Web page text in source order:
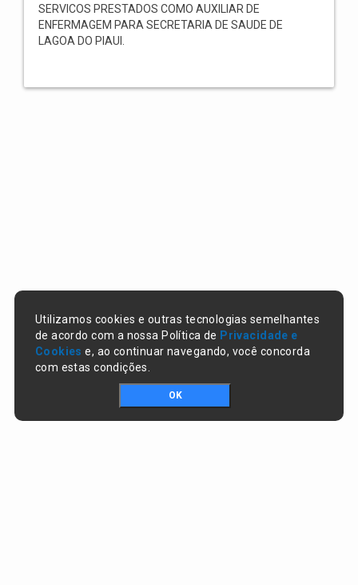
SERVICOS PRESTADOS COMO AUXILIAR DE
ENFERMAGEM PARA SECRETARIA DE SAUDE DE
LAGOA DO PIAUI.
Utilizamos cookies e outras tecnologias semelhantes
de acordo com a nossa Política de Privacidade e
Cookies e, ao continuar navegando, você concorda
com estas condições.
OK